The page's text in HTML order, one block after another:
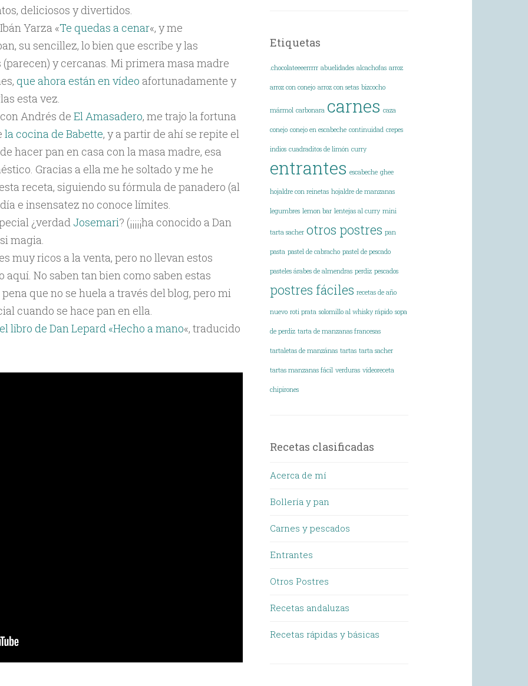
deliciosos y divertidos.
Yarza «Te quedas a cenar«, y me
su sencillez, lo bien que escribe y las
y cercanas. Mi primera masa madre
que ahora están en vídeo afortunadamente y
esta vez.
Andrés de El Amasadero, me trajo la fortuna
la cocina de Babette, y a partir de ahí se repite el
hacer pan en casa con la masa madre, esa
Gracias a ella me he soltado y me he
receta, siguiendo su fórmula de panadero (al
e insensatez no conoce límites.
¿verdad Josemari? (¡¡¡¡¡ha conocido a Dan
magia.
muy ricos a la venta, pero no llevan estos
No saben tan bien como saben estas
que no se huela a través del blog, pero mi
cuando se hace pan en ella.
el libro de Dan Lepard «Hecho a mano«, traducido
Etiquetas
.chocolateeeerrrrr abuelidades alcachofas arroz
arroz con conejo arroz con setas bizcocho
mármol carbonara carnes caza
conejo conejo en escabeche continuidad crepes
indios cuadraditos de limón curry
entrantes escabeche ghee
hojaldre con reinetas hojaldre de manzanas
legumbres lemon bar lentejas al curry mini
tarta sacher otros postres pan
pasta pastel de cabracho pastel de pescado
pasteles árabes de almendras perdiz pescados
postres fáciles recetas de año
nuevo roti prata solomillo al whisky rápido sopa
de perdiz tarta de manzanas francesas
tartaletas de manzánas tartas tarta sacher
tartas manzanas fácil verduras vídeoreceta
chipirones
Recetas clasificadas
Acerca de mí
Bollería y pan
Carnes y pescados
Entrantes
Otros Postres
Recetas andaluzas
Recetas rápidas y básicas